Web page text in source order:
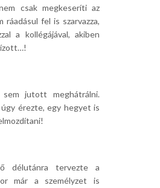
csak megkeseríti az
ráadásul fel is szarvazza,
a kollégájával, akiben
jutott meghátrálni.
úgy érezte, egy hegyet is
délutánra tervezte a
már a személyzet is